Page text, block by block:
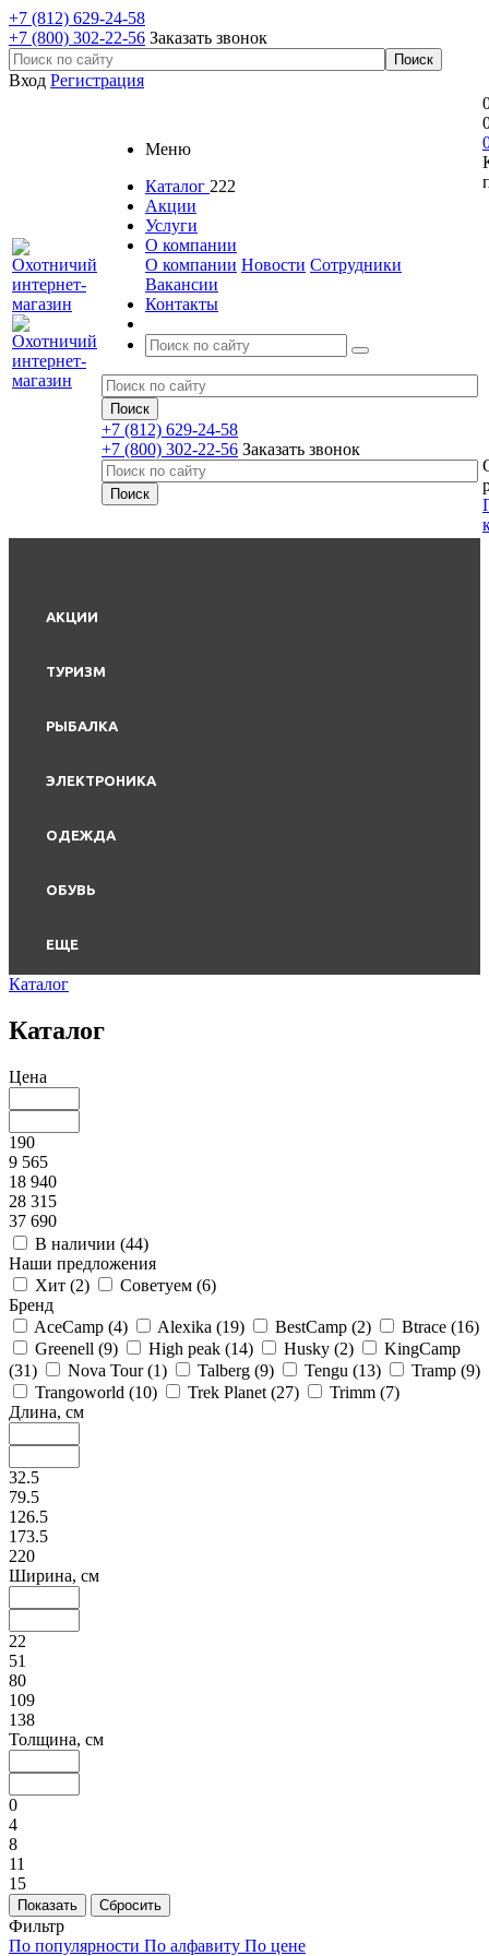
+7 (812) 629-24-58
+7 (800) 302-22-56 Заказать звонок
Вход Регистрация
Меню
Каталог 222
Акции
Услуги
О компании
О компании Новости Сотрудники
Вакансии
Контакты
+7 (812) 629-24-58
+7 (800) 302-22-56 Заказать звонок
АКЦИИ
ТУРИЗМ
РЫБАЛКА
ЭЛЕКТРОНИКА
ОДЕЖДА
ОБУВЬ
ЕЩЕ
Каталог
Каталог
Цена
190
9 565
18 940
28 315
37 690
В наличии (44)
Наши предложения
Хит (2) Советуем (6)
Бренд
AceCamp (4) Alexika (19) BestCamp (2) Btrace (16)
Greenell (9) High peak (14) Husky (2)
KingCamp
(31) Nova Tour (1) Talberg (9) Tengu (13) Tramp (9)
Trangoworld (10) Trek Planet (27) Trimm (7)
Длина, см
32.5
79.5
126.5
173.5
220
Ширина, см
22
51
80
109
138
Толщина, см
0
4
8
11
15
Фильтр
По популярности По алфавиту По цене